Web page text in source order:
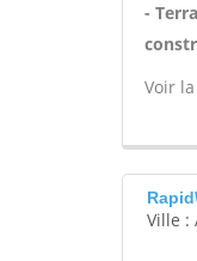
-
Voir
Ville :